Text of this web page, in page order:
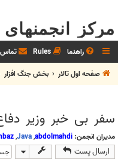
مرکز
راهنما Rules تماس
صفحه اول تالار
بخش جنگ افزار
سفر بی خبر وزیر
مدیران انجمن: abdolmahdi
,
Java
,
ارسال پست